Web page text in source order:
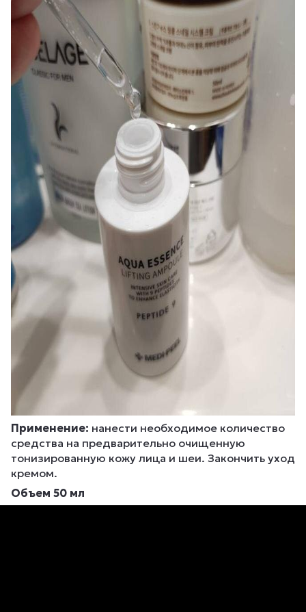
Применение: нанести необходимое количество
средства на предварительно очищенную
тонизированную кожу лица и шеи. Закончить уход
кремом.
Объем 50 мл